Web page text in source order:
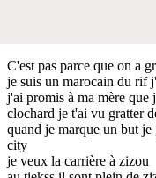
C'est pas parce que on a
je suis un marocain du rif
j'ai promis à ma mère que
clochard je t'ai vu gratter
quand je marque un but je
city
je veux la carrière à zizou